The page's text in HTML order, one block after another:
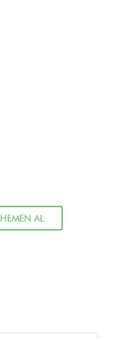
HEMEN AL